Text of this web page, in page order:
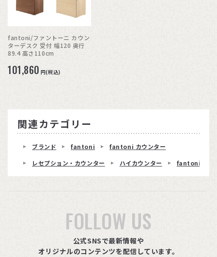
fantoni/ファントーニ カウン
ターデスク 受付 幅120 奥行
89.4 高さ110cm
101,860 円(税込)
関連カテゴリー
ブランド fantoni
fantoni カウンター
レセプション・カウンター
ハイカウンター fantoniハイ
FOLLOW US
公式SNSで最新情報や
オリジナルのコンテンツを配信しています。